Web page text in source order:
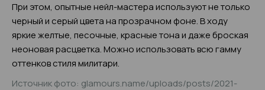
При этом, опытные нейл-мастера используют не только
черный и серый цвета на прозрачном фоне. В ходу
яркие желтые, песочные, красные тона и даже броская
неоновая расцветка. Можно использовать всю гамму
оттенков стиля милитари.
Источник фото: glamours.name/uploads/posts/2021-